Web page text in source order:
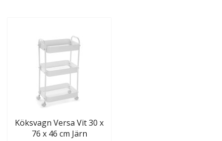
Köksvagn Versa Vit 30 x
76 x 46 cm Järn